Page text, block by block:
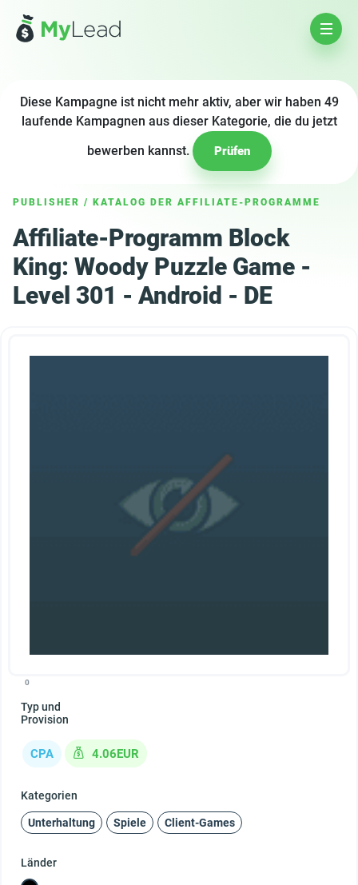
Diese Kampagne ist nicht mehr aktiv, aber wir haben 49
laufende Kampagnen aus dieser Kategorie, die du jetzt
bewerben kannst.
Prüfen
PUBLISHER / KATALOG DER AFFILIATE-PROGRAMME
Affiliate-Programm Block
King: Woody Puzzle Game -
Level 301 - Android - DE
0
Typ und
Provision
CPA 4.06EUR
Kategorien
Unterhaltung Spiele Client-Games
Länder